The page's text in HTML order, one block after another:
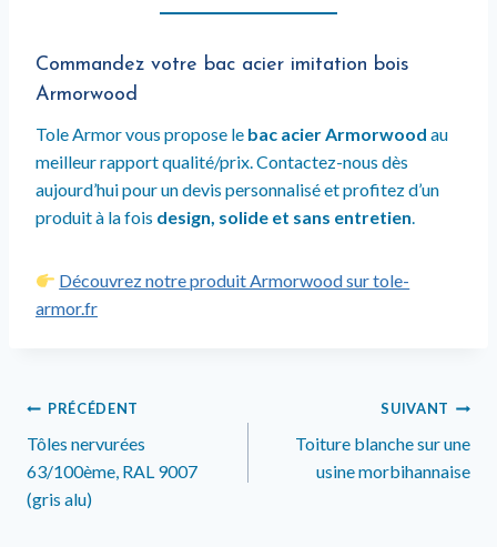
Commandez votre bac acier imitation bois
Armorwood
Tole Armor vous propose le bac acier Armorwood au
meilleur rapport qualité/prix. Contactez-nous dès
aujourd’hui pour un devis personnalisé et profitez d’un
produit à la fois design, solide et sans entretien.
Découvrez notre produit Armorwood sur tole-
armor.fr
Navigation
de
l’article
PRÉCÉDENT
Tôles nervurées
63/100ème, RAL 9007
(gris alu)
SUIVANT
Toiture blanche sur une
usine morbihannaise